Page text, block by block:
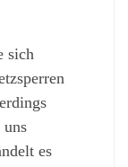
sich
es